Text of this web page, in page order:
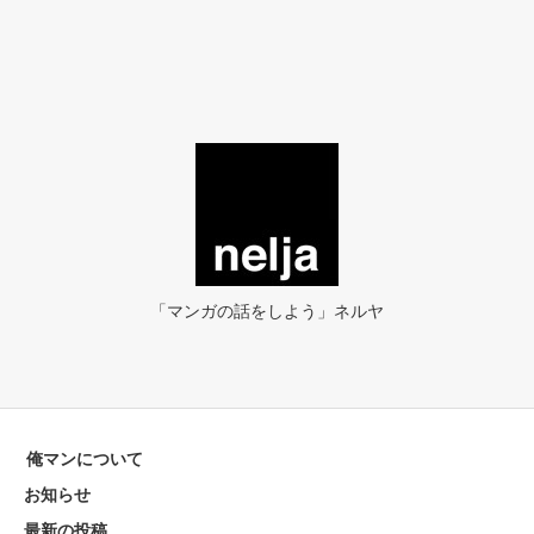
「マンガの話をしよう」ネルヤ
俺マンについて
お知らせ